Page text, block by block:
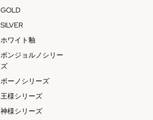
GOLD
SILVER
ホワイト釉
ボンジョルノシリー
ズ
ボーノシリーズ
王様シリーズ
神様シリーズ